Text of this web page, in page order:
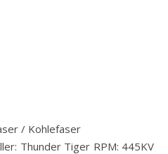
/ Kohlefaser
Thunder Tiger RPM: 445KV